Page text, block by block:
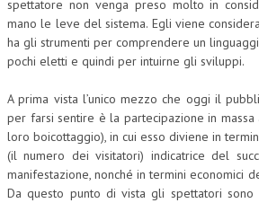
spettatore non venga preso molto in
mano le leve del sistema. Egli viene
ha gli strumenti per comprendere un
pochi eletti e quindi per intuirne gli sviluppi.
A prima vista l’unico mezzo che oggi il
per farsi sentire è la partecipazione in
loro boicottaggio), in cui esso diviene in
(il numero dei visitatori) indicatrice del
manifestazione, nonché in termini economici
Da questo punto di vista gli spettatori